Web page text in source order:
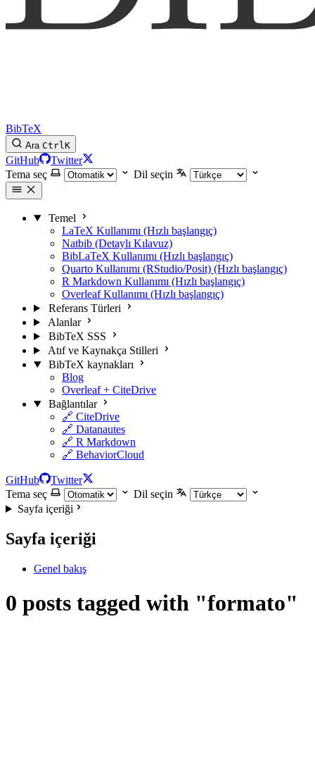
BibTeX
Ara CtrlK
GitHub
Twitter
Tema seç
Dil seçin
Temel
LaTeX Kullanımı (Hızlı başlangıç)
Natbib (Detaylı Kılavuz)
BibLaTeX Kullanımı (Hızlı başlangıç)
Quarto Kullanımı (RStudio/Posit) (Hızlı başlangıç)
R Markdown Kullanımı (Hızlı başlangıç)
Overleaf Kullanımı (Hızlı başlangıç)
Referans Türleri
Alanlar
BibTeX SSS
Atıf ve Kaynakça Stilleri
BibTeX kaynakları
Blog
Overleaf + CiteDrive
Bağlantılar
🔗 CiteDrive
🔗 Datanautes
🔗 R Markdown
🔗 BehaviorCloud
GitHub
Twitter
Tema seç
Dil seçin
Sayfa içeriği
Sayfa içeriği
Genel bakış
0 posts tagged with "formato"